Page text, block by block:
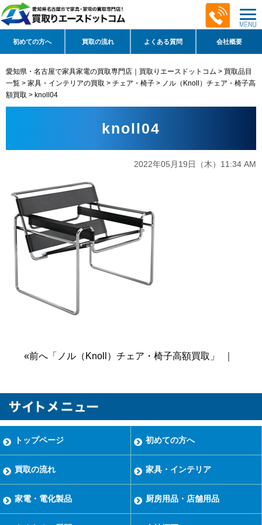
初めての方へ 買取の流れ よくある質問 会社概要
愛知県・名古屋で家具家電の買取専門店｜買取りエースドットコム > 買取品目
一覧 > 家具・インテリアの買取 > チェア・椅子 > ノル（Knoll）チェア・椅子高
額買取 > knoll04
knoll04
2022年05月19日（木）11:34 AM
«前へ「ノル（Knoll）チェア・椅子高額買取」
トップページ 初めての方へ
買取の流れ 家具・インテリア
家電・電化製品 厨房用品・店舗用品